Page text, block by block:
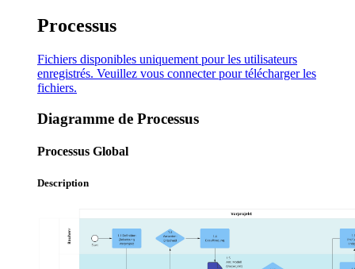
Processus
Fichiers disponibles uniquement pour les utilisateurs
enregistrés. Veuillez vous connecterpour télécharger les
fichiers.
Diagramme de Processus
Processus Global
Description